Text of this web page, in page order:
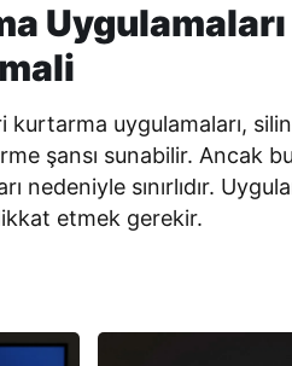
kurtarma uygulamaları,
şansı sunabilir. Ancak
nedeniyle sınırlıdır.
etmek gerekir.